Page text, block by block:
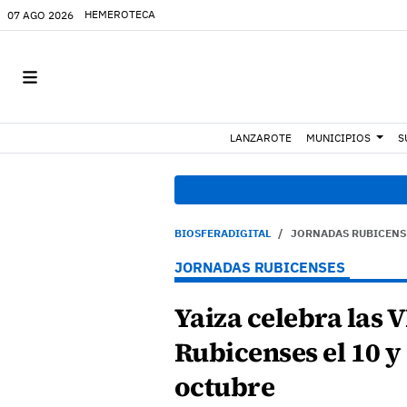
07 AGO 2026 HEMEROTECA
LANZAROTE MUNICIPIOS
BIOSFERADIGITAL JORNADAS
JORNADAS RUBICENSES
Yaiza celebra las
Rubicenses el 10 y
octubre